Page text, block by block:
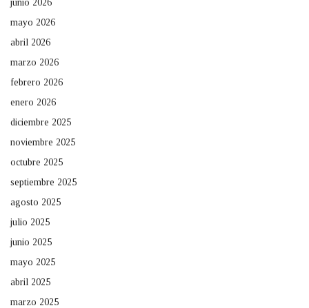
junio 2026
mayo 2026
abril 2026
marzo 2026
febrero 2026
enero 2026
diciembre 2025
noviembre 2025
octubre 2025
septiembre 2025
agosto 2025
julio 2025
junio 2025
mayo 2025
abril 2025
marzo 2025